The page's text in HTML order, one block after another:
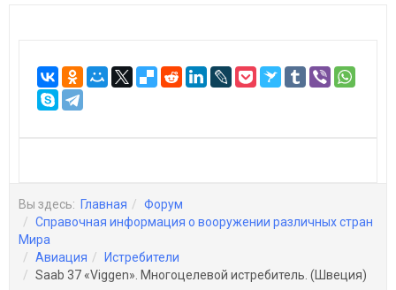
Вы здесь: Главная
Форум
Справочная информация о вооружении различных стран
Мира
Авиация
Истребители
Saab 37 «Viggen». Многоцелевой истребитель. (Швеция)